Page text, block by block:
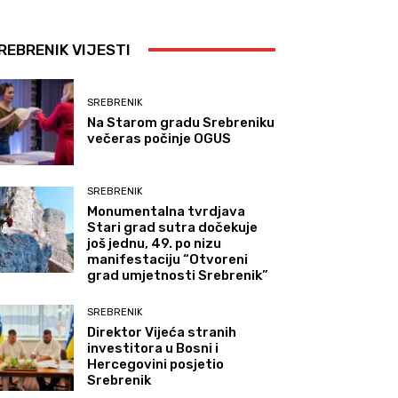
VIJESTI
SREBRENIK
Na Starom gradu Srebreniku
večeras počinje OGUS
SREBRENIK
Monumentalna tvrdjava
Stari grad sutra dočekuje
još jednu, 49. po nizu
manifestaciju “Otvoreni
grad umjetnosti Srebrenik”
SREBRENIK
Direktor Vijeća stranih
investitora u Bosni i
Hercegovini posjetio
Srebrenik